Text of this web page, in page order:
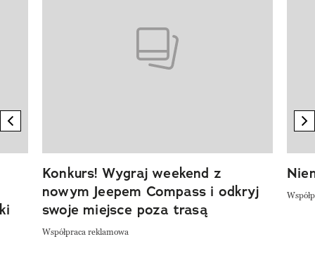
previous element
Konkurs! Wygraj weekend z
nowym Jeepem Compass i odkryj
swoje miejsce poza trasą
Współpraca reklamowa